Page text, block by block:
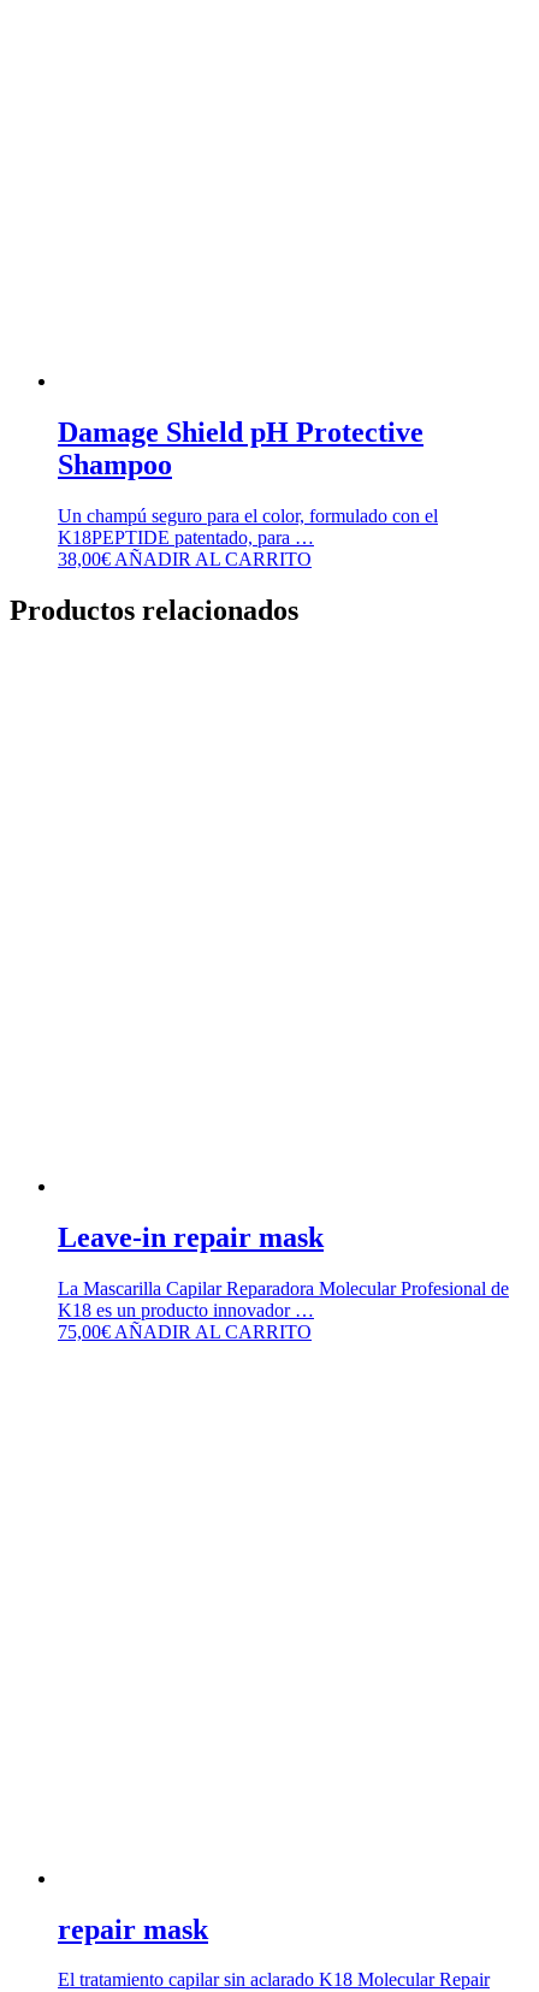
Damage Shield pH Protective
Shampoo
Un champú seguro para el color, formulado con el
K18PEPTIDE patentado, para …
38,00€ AÑADIR AL CARRITO
Productos relacionados
Leave-in repair mask
La Mascarilla Capilar Reparadora Molecular Profesional de
K18 es un producto innovador …
75,00€ AÑADIR AL CARRITO
repair mask
El tratamiento capilar sin aclarado K18 Molecular Repair